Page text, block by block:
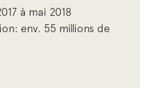
à mai 2018
env. 55 millions de